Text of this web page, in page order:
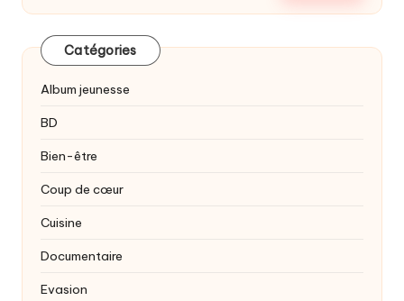
Catégories
Album jeunesse
BD
Bien-être
Coup de cœur
Cuisine
Documentaire
Evasion